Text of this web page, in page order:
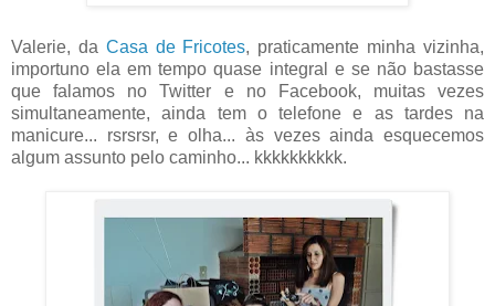
Valerie, da Casa de Fricotes, praticamente minha vizinha,
importuno ela em tempo quase integral e se não bastasse
que falamos no Twitter e no Facebook, muitas vezes
simultaneamente, ainda tem o telefone e as tardes na
manicure... rsrsrsr, e olha... às vezes ainda esquecemos
algum assunto pelo caminho... kkkkkkkkkk.